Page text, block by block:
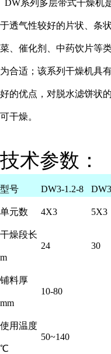
DW系列多层带式干燥机
于透气性较好的片状、条
菜、催化剂、中药饮片等
为合适；该系列干燥机具
好的优点，对脱水滤饼状
可干燥。
技术参数：
型号 DW3-1.2-8
单元数 4X3 5X3
干燥段长
m
24 30
铺料厚
mm
10-80
使用温度
℃
50~140